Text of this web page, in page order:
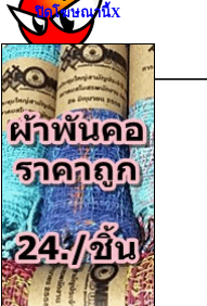
ปิดโฆษณานี้X